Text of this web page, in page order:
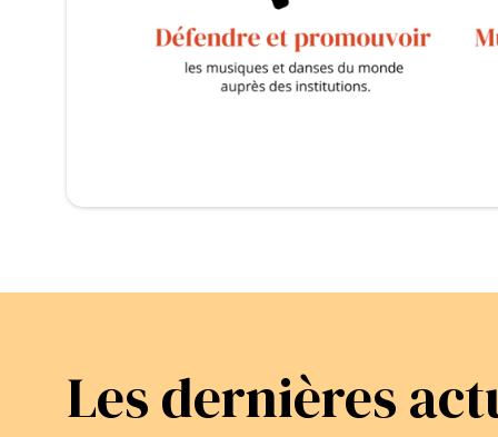
Les dernières